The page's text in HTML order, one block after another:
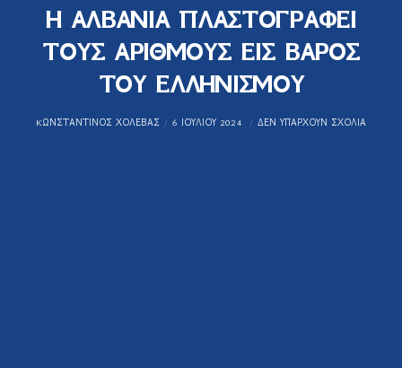
Η ΑΛΒΑΝΙΑ ΠΛΑΣΤΟΓΡΑΦΕΙ
ΤΟΥΣ ΑΡΙΘΜΟΥΣ ΕΙΣ ΒΑΡΟΣ
ΤΟΥ ΕΛΛΗΝΙΣΜΟΥ
KΩΝΣΤΑΝΤΊΝΟΣ ΧΟΛΈΒΑΣ 6 ΙΟΥΛΊΟΥ 2024 ΔΕΝ ΥΠΆΡΧΟΥΝ ΣΧΌΛΙΑ